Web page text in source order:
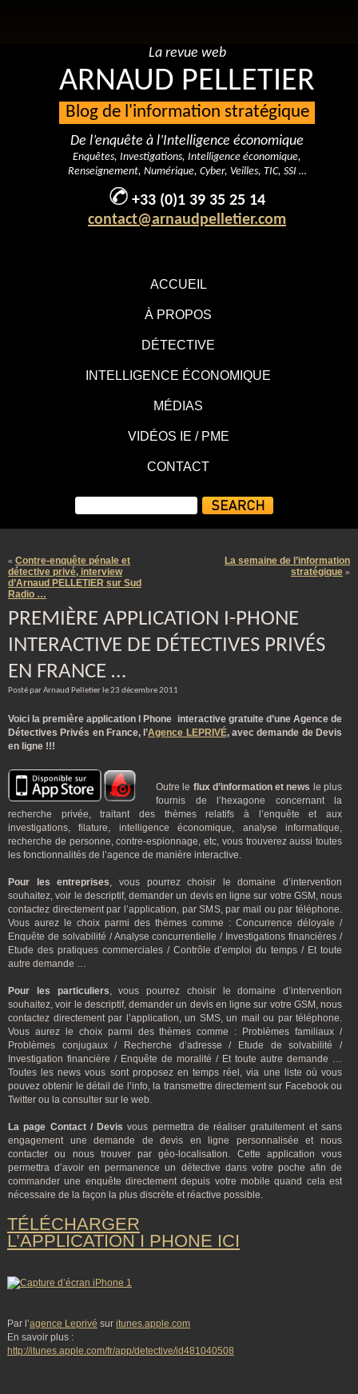
ACCUEIL
À PROPOS
DÉTECTIVE
INTELLIGENCE ÉCONOMIQUE
MÉDIAS
VIDÉOS IE / PME
CONTACT
La revue web
ARNAUD PELLETIER
Blog de l'information stratégique
De l’enquête à l’Intelligence économique
Enquêtes, Investigations, Intelligence économique,
Renseignement, Numérique, Cyber, Veilles, TIC, SSI …
+33 (0)1 39 35 25 14
contact@arnaudpelletier.com
« Contre-enquête pénale et
détective privé, interview
d’Arnaud PELLETIER sur Sud
Radio …
La semaine de l’information
stratégique »
PREMIÈRE APPLICATION I-PHONE
INTERACTIVE DE DÉTECTIVES PRIVÉS
EN FRANCE …
Posté par Arnaud Pelletier le 23 décembre 2011
Voici la première application I Phone interactive gratuite d’une Agence de
Détectives Privés en France, l’Agence LEPRIVÉ, avec demande de Devis
en ligne !!!
Outre le flux d’information et news le plus
fournis de l’hexagone concernant la
recherche privée, traitant des thèmes relatifs à l’enquête et aux
investigations, filature, intelligence économique, analyse informatique,
recherche de personne, contre-espionnage, etc, vous trouverez aussi toutes
les fonctionnalités de l’agence de manière interactive.
Pour les entreprises, vous pourrez choisir le domaine d’intervention
souhaitez, voir le descriptif, demander un devis en ligne sur votre GSM, nous
contactez directement par l’application, par SMS, par mail ou par téléphone.
Vous aurez le choix parmi des thèmes comme : Concurrence déloyale /
Enquête de solvabilité / Analyse concurrentielle / Investigations financières /
Etude des pratiques commerciales / Contrôle d’emploi du temps / Et toute
autre demande …
Pour les particuliers, vous pourrez choisir le domaine d’intervention
souhaitez, voir le descriptif, demander un devis en ligne sur votre GSM, nous
contactez directement par l’application, un SMS, un mail ou par téléphone.
Vous aurez le choix parmi des thèmes comme : Problèmes familiaux /
Problèmes conjugaux / Recherche d’adresse / Etude de solvabilité /
Investigation financière / Enquête de moralité / Et toute autre demande …
Toutes les news vous sont proposez en temps réel, via une liste où vous
pouvez obtenir le détail de l’info, la transmettre directement sur Facebook ou
Twitter ou la consulter sur le web.
La page Contact / Devis vous permettra de réaliser gratuitement et sans
engagement une demande de devis en ligne personnalisée et nous
contacter ou nous trouver par géo-localisation. Cette application vous
permettra d’avoir en permanence un détective dans votre poche afin de
commander une enquête directement depuis votre mobile quand cela est
nécessaire de la façon la plus discrète et réactive possible.
TÉLÉCHARGER
L’APPLICATION I PHONE ICI
Par l’agence Leprivé sur itunes.apple.com
En savoir plus :
http://itunes.apple.com/fr/app/detective/id481040508